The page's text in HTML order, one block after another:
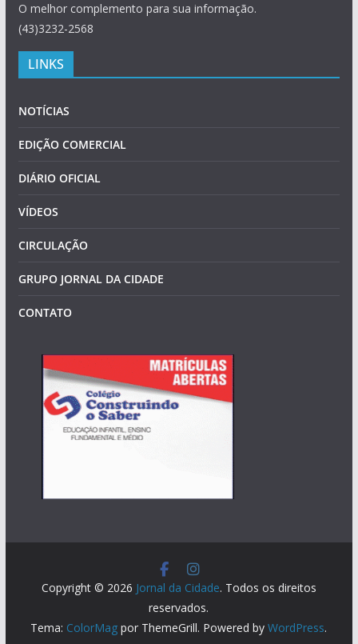
O melhor complemento para sua informação.
(43)3232-2568
LINKS
NOTÍCIAS
EDIÇÃO COMERCIAL
DIÁRIO OFICIAL
VÍDEOS
CIRCULAÇÃO
GRUPO JORNAL DA CIDADE
CONTATO
Copyright © 2026 Jornal da Cidade. Todos os direitos
reservados.
Tema: ColorMag por ThemeGrill. Powered byWordPress.